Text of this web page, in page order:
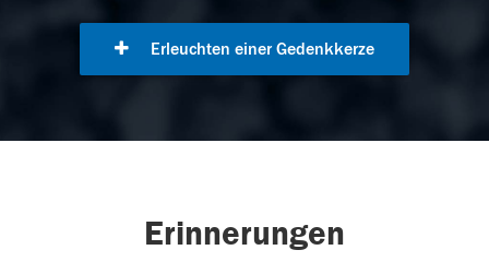
Erleuchten einer Gedenkkerze
Erinnerungen